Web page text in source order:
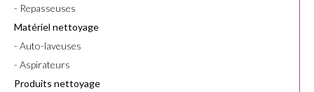
- Repasseuses
Matériel nettoyage
- Auto-laveuses
- Aspirateurs
Produits nettoyage